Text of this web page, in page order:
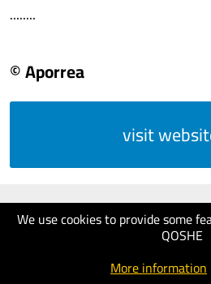
We use cookies to provide some
QOSHE
More information
........
© Aporrea
visit